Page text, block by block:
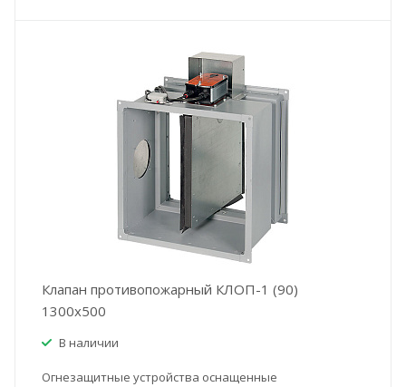
Клапан противопожарный КЛОП-1 (90)
1300x500
В наличии
Огнезащитные устройства оснащенные